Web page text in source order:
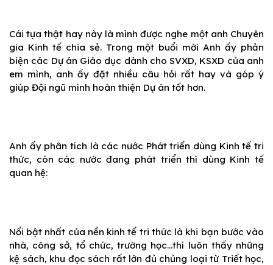
Cái tựa thật hay này là mình được nghe một anh Chuyên
gia Kinh tế chia sẻ. Trong một buổi mời Anh ấy phản
biện các Dự án Giáo dục dành cho SVXD, KSXD của anh
em mình, anh ấy đặt nhiều câu hỏi rất hay và góp ý
giúp Đội ngũ mình hoàn thiện Dự án tốt hơn.
Anh ấy phân tích là các nước Phát triển dùng Kinh tế tri
thức, còn các nước đang phát triển thì dùng Kinh tế
quan hệ:
Nổi bật nhất của nền kinh tế tri thức là khi bạn bước vào
nhà, công sở, tổ chức, trường học…thì luôn thấy những
kệ sách, khu đọc sách rất lớn đủ chủng loại từ Triết học,